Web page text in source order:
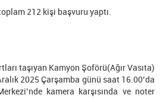
212 kişi başvuru yaptı.
taşıyan Kamyon Şoförü(Ağır Vasıta)
2025 Çarşamba günü saat 16.00’da
kamera karşısında ve noter